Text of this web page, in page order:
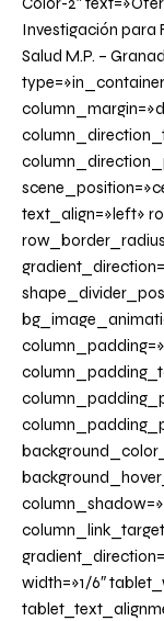
Investigación para
Salud M.P. –
text_align=»left»
width=»1/6″